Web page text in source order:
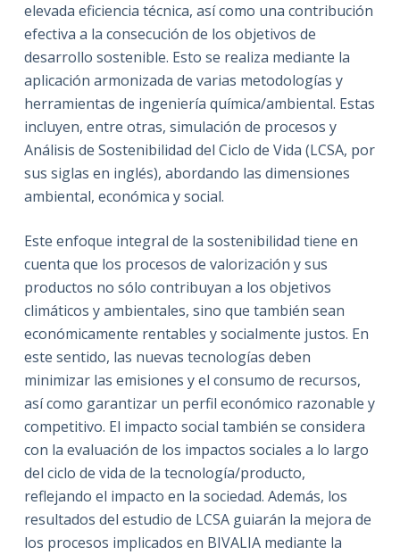
elevada eficiencia técnica, así como una contribución
efectiva a la consecución de los objetivos de
desarrollo sostenible. Esto se realiza mediante la
aplicación armonizada de varias metodologías y
herramientas de ingeniería química/ambiental. Estas
incluyen, entre otras, simulación de procesos y
Análisis de Sostenibilidad del Ciclo de Vida (LCSA, por
sus siglas en inglés), abordando las dimensiones
ambiental, económica y social.
Este enfoque integral de la sostenibilidad tiene en
cuenta que los procesos de valorización y sus
productos no sólo contribuyan a los objetivos
climáticos y ambientales, sino que también sean
económicamente rentables y socialmente justos. En
este sentido, las nuevas tecnologías deben
minimizar las emisiones y el consumo de recursos,
así como garantizar un perfil económico razonable y
competitivo. El impacto social también se considera
con la evaluación de los impactos sociales a lo largo
del ciclo de vida de la tecnología/producto,
reflejando el impacto en la sociedad. Además, los
resultados del estudio de LCSA guiarán la mejora de
los procesos implicados en BIVALIA mediante la